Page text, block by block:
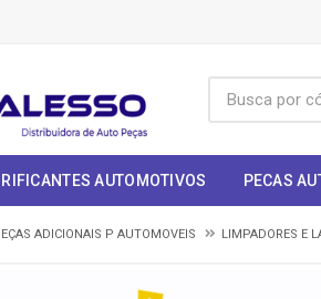
AUTOMOTIVOS PECAS
ADICIONAIS P AUTOMOVEIS LIMPADORES E